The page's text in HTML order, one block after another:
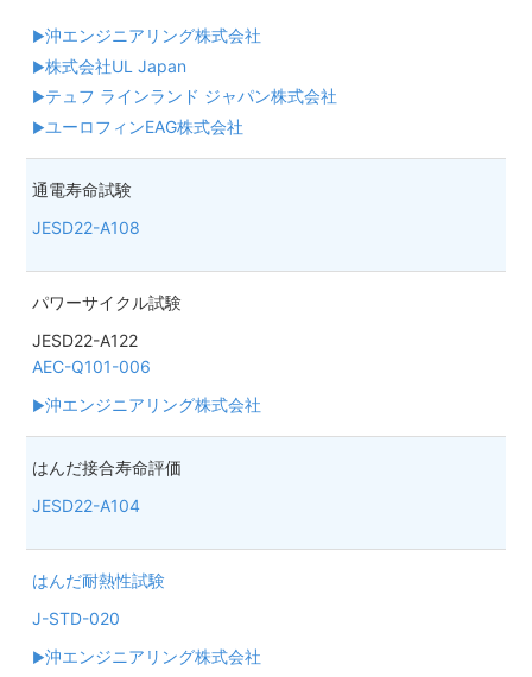
沖エンジニアリング株式会社
株式会社UL Japan
テュフ ラインランド ジャパン株式会社
ユーロフィンEAG株式会社
通電寿命試験
JESD22-A108
パワーサイクル試験
JESD22-A122
AEC-Q101-006
沖エンジニアリング株式会社
はんだ接合寿命評価
JESD22-A104
はんだ耐熱性試験
J-STD-020
沖エンジニアリング株式会社